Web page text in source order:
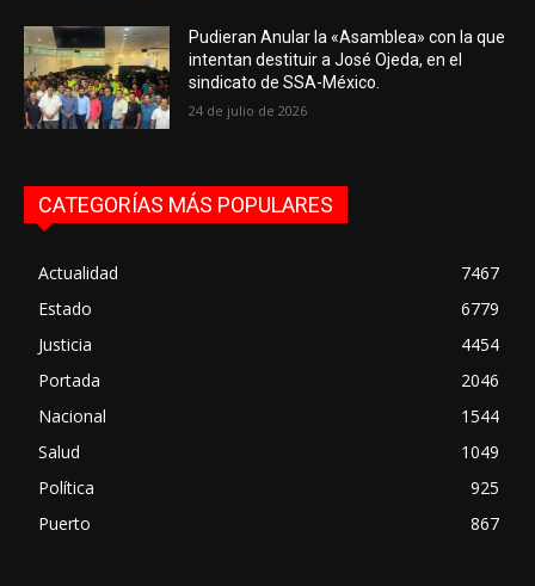
Pudieran Anular la «Asamblea» con la que
intentan destituir a José Ojeda, en el
sindicato de SSA-México.
24 de julio de 2026
CATEGORÍAS MÁS POPULARES
Actualidad
7467
Estado
6779
Justicia
4454
Portada
2046
Nacional
1544
Salud
1049
Política
925
Puerto
867